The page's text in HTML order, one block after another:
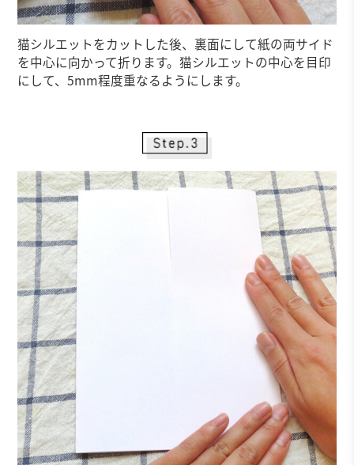
猫シルエットをカットした後、裏面にして紙の両サイド
を中心に向かって折ります。猫シルエットの中心を目印
にして、5mm程度重なるようにします。